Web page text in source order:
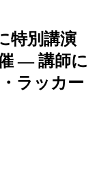
特別講演
— 講師に
ラッカー